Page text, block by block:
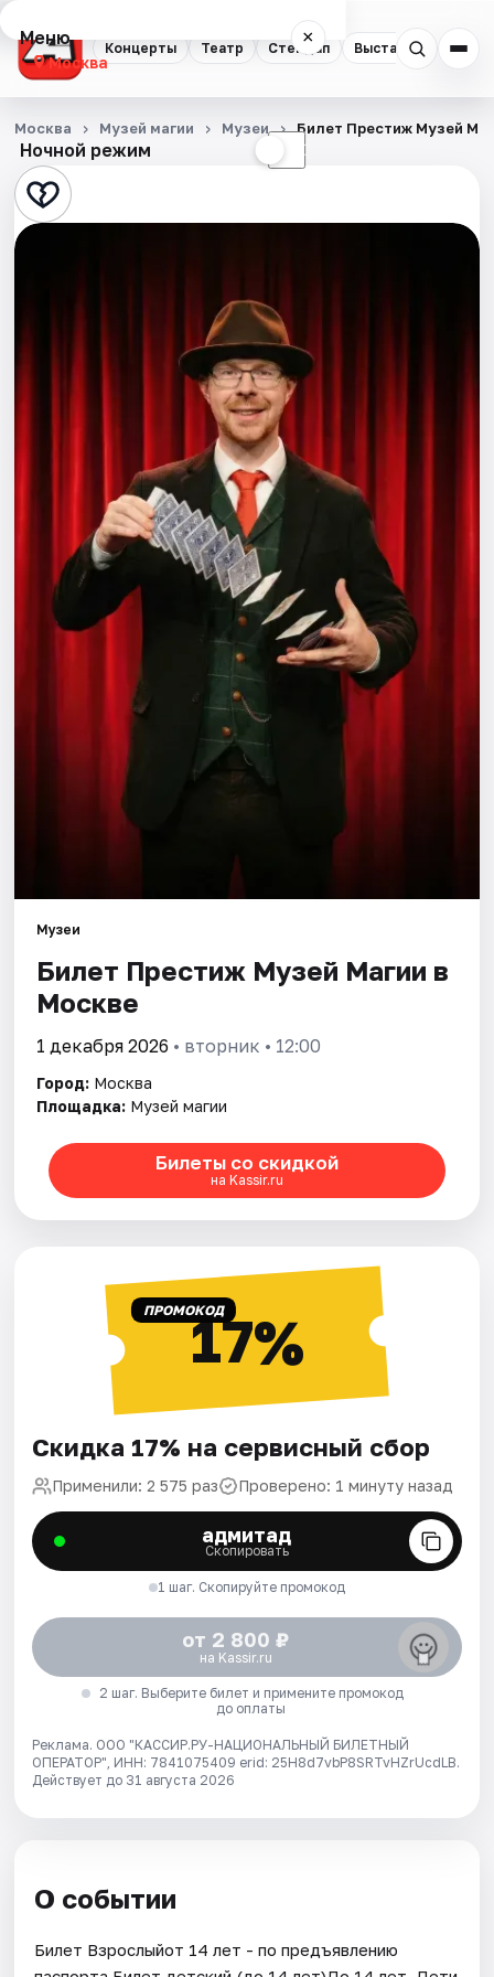
Концерты Театр Стендап Выставки
Меню ×
Москва
Концерты
Театр
Стендап
Города
Ночной режим ☾
Москва Музей магии Музеи Билет Престиж Музей
Музеи
Билет Престиж Музей Магии в
Москве
1 декабря 2026 • вторник • 12:00
Город: Москва
Площадка: Музей магии
Билеты со скидкой
на Kassir.ru
ПРОМОКОД17%
Скидка 17% на сервисный сбор
Применили: 2 575 раз Проверено: 1 минуту назад
адмитад
Скопировать
1 шаг. Скопируйте промокод
от 2 800 ₽
на Kassir.ru
2 шаг. Выберите билет и примените промокод
до оплаты
Реклама. ООО "КАССИР.РУ-НАЦИОНАЛЬНЫЙ БИЛЕТНЫЙ
ОПЕРАТОР", ИНН: 7841075409 erid: 25H8d7vbP8SRTvHZrUcdLB.
Действует до 31 августа 2026
О событии
Билет Взрослыйот 14 лет - по предъявлению